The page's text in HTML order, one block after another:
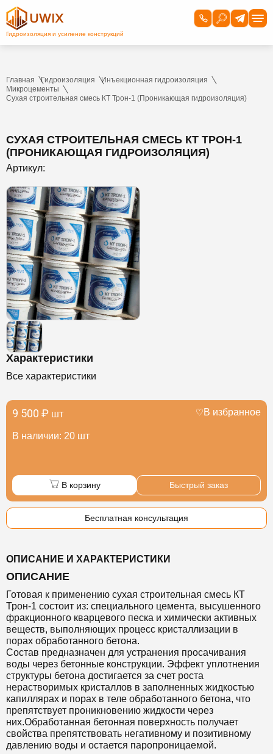
Главная Гидроизоляция
Инъекционная гидроизоляция
Микроцементы
Сухая строительная смесь КТ Трон-1 (Проникающая гидроизоляция)
СУХАЯ СТРОИТЕЛЬНАЯ СМЕСЬ КТ ТРОН-1
(ПРОНИКАЮЩАЯ ГИДРОИЗОЛЯЦИЯ)
Артикул:
Характеристики
Все характеристики
9 500 ₽ шт
В наличии: 20 шт
В избранное
В корзину Быстрый заказ
Бесплатная консультация
ОПИСАНИЕ И ХАРАКТЕРИСТИКИ
ОПИСАНИЕ
Готовая к применению сухая строительная смесь КТ
Трон-1 состоит из: специального цемента, высушенного
фракционного кварцевого песка и химически активных
веществ, выполняющих процесс кристаллизации в
порах обработанного бетона.
Состав предназначен для устранения просачивания
воды через бетонные конструкции. Эффект уплотнения
структуры бетона достигается за счет роста
нерастворимых кристаллов в заполненных жидкостью
капиллярах и порах в теле обработанного бетона, что
препятствует проникновению жидкости через
них.Обработанная бетонная поверхность получает
свойства препятствовать негативному и позитивному
давлению воды и остается паропроницаемой.